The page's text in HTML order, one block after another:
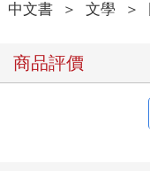
中文書 ＞ 文學 ＞
商品評價